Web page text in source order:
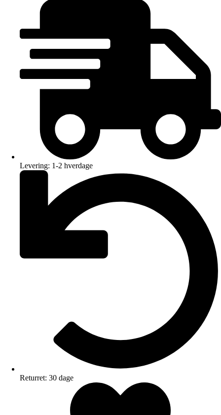
Levering: 1-2 hverdage
Returret: 30 dage